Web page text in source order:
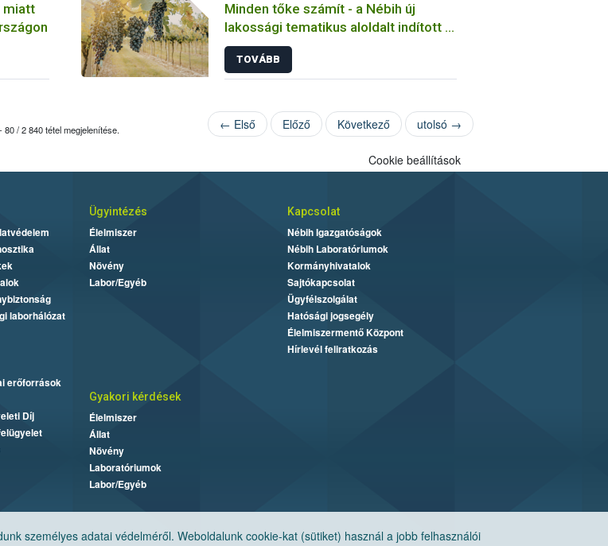
miatt
Minden tőke számít - a Nébih új
lakossági tematikus aloldalt indított a
szőlő aranyszínű sárgaság betegség
megfékezése érdekében
TOVÁBB
80 / 2 840 tétel megjelenítése. ← Első Előző Következő utolsó →
személyes adatai védelméről. Weboldalunk cookie-kat (sütiket) használ a jobb felhasználói
Cookie beállítások
laborhálózat
erőforrások
Díj
Ügyintézés
Élelmiszer
Állat
Növény
Labor/Egyéb
Kapcsolat
Nébih Igazgatóságok
Nébih Laboratóriumok
Kormányhivatalok
Sajtókapcsolat
Ügyfélszolgálat
Hatósági jogsegély
Élelmiszermentő Központ
Hírlevél feliratkozás
Gyakori kérdések
Élelmiszer
Állat
Növény
Laboratóriumok
Labor/Egyéb